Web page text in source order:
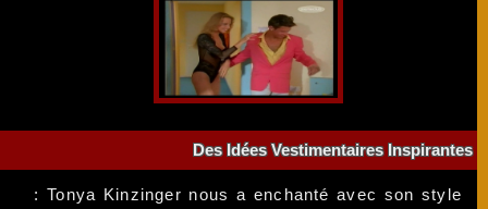
Des Idées Vestimentaires Inspirantes
: Tonya Kinzinger nous a enchanté avec son style